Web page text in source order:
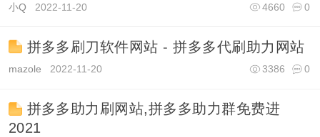
小Q 2022-11-20 0
4660
拼多多刷刀软件网站 - 拼多多代刷助力网站
mazole 2022-11-20 0
3386
拼多多助力刷网站,拼多多助力群免费进
2021